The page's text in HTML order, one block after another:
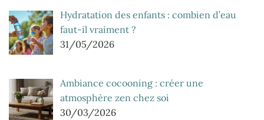
Hydratation des enfants : combien d’eau
faut-il vraiment ?
31/05/2026
Ambiance cocooning : créer une
atmosphère zen chez soi
30/03/2026